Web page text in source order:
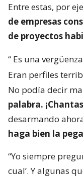
Entre estas, por
de empresas
de proyectos
“ Es una
Eran perfiles
No podía decir
palabra.
desarmando
haga bien la pega
“Yo siempre
cual’. Y algunas